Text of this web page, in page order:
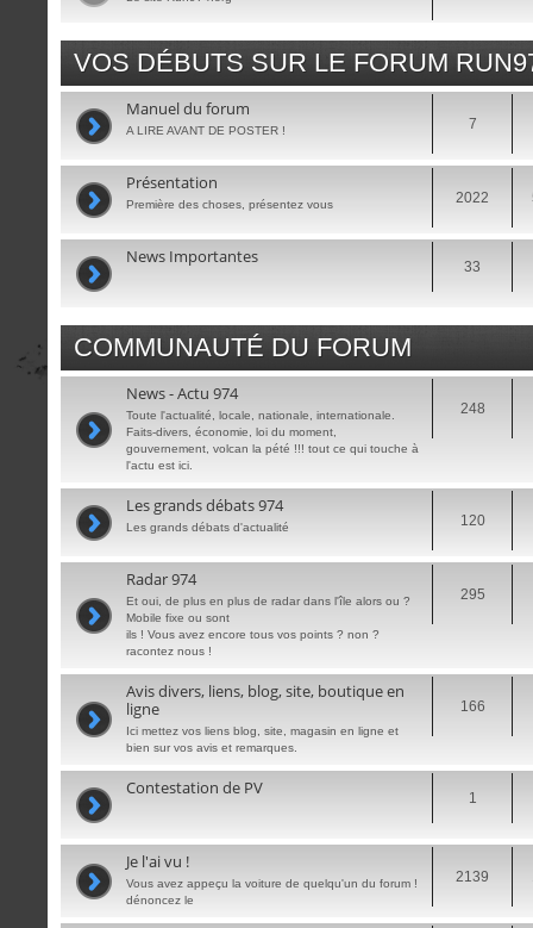
VOS DÉBUTS SUR LE FORUM
Manuel du forum
A LIRE AVANT DE POSTER ! 7
Présentation
Première des choses, présentez vous 2022
News Importantes 33
COMMUNAUTÉ DU FORUM
News - Actu 974
Toute l'actualité, locale, nationale, internationale.
Faits-divers, économie, loi du moment,
gouvernement, volcan la pété !!! tout ce qui touche à
l'actu est ici.
248
Les grands débats 974
Les grands débats d'actualité 120
Radar 974
Et oui, de plus en plus de radar dans l'île alors ou ?
Mobile fixe ou sont
ils ! Vous avez encore tous vos points ? non ?
racontez nous !
295
Avis divers, liens, blog, site, boutique en
ligne
Ici mettez vos liens blog, site, magasin en ligne et
bien sur vos avis et remarques.
166
Contestation de PV 1
Je l'ai vu !
Vous avez appeçu la voiture de quelqu'un du forum !
dénoncez le
2139